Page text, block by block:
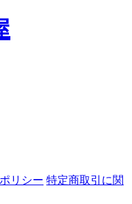
リシー 特定商取引に関